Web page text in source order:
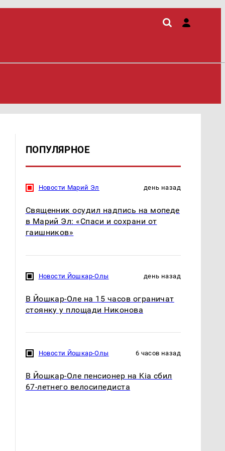
ПОПУЛЯРНОЕ
Новости Марий Эл день назад
Священник осудил надпись на мопеде
в Марий Эл: «Спаси и сохрани от
гаишников»
Новости Йошкар-Олы день назад
В Йошкар-Оле на 15 часов ограничат
стоянку у площади Никонова
Новости Йошкар-Олы 6 часов назад
В Йошкар-Оле пенсионер на Kia сбил
67-летнего велосипедиста